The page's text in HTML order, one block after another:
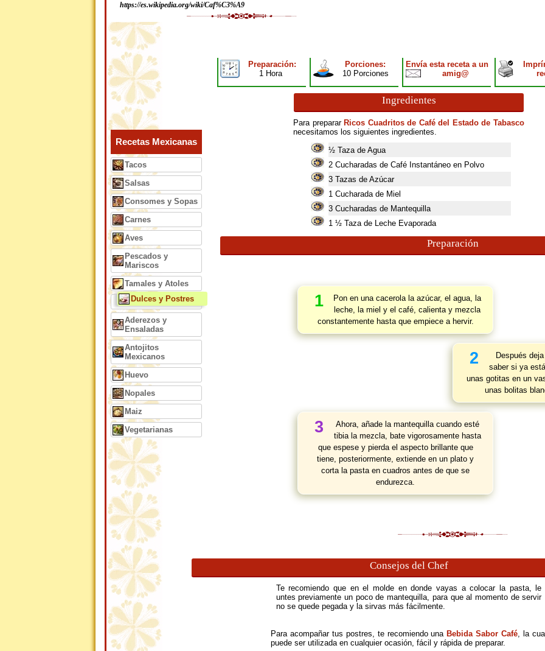
https://es.wikipedia.org/wiki/Caf%C3%A9
Preparación:
1 Hora
Porciones:
10 Porciones
Envía esta receta a un
amig@
Ingredientes
Para preparar Ricos Cuadritos de Café del Estado de Tabasco
necesitamos los siguientes ingredientes.
½ Taza de Agua
2 Cucharadas de Café Instantáneo en Polvo
3 Tazas de Azúcar
1 Cucharada de Miel
3 Cucharadas de Mantequilla
1 ½ Taza de Leche Evaporada
Preparación
1
Pon en una cacerola la azúcar, el agua, la
leche, la miel y el café, calienta y mezcla
constantemente hasta que empiece a hervir.
2
Después
saber si ya
unas gotitas en un
unas bolitas
3
Ahora, añade la mantequilla cuando esté
tibia la mezcla, bate vigorosamente hasta
que espese y pierda el aspecto brillante que
tiene, posteriormente, extiende en un plato y
corta la pasta en cuadros antes de que se
endurezca.
Recetas Mexicanas
Tacos
Salsas
Consomes y Sopas
Carnes
Aves
Pescados y
Mariscos
Tamales y Atoles
Dulces y Postres
Aderezos y
Ensaladas
Antojitos
Mexicanos
Huevo
Nopales
Maiz
Vegetarianas
Consejos del Chef
Te recomiendo que en el molde en donde vayas a colocar la pasta, le
untes previamente un poco de mantequilla, para que al momento de servir
no se quede pegada y la sirvas más fácilmente.
Para acompañar tus postres, te recomiendo una Bebida Sabor Café, la
puede ser utilizada en cualquier ocasión, fácil y rápida de preparar.